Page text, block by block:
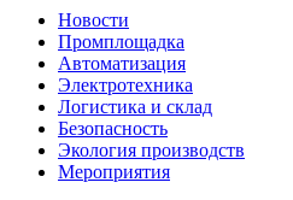
Новости
Промплощадка
Автоматизация
Электротехника
Логистика и склад
Безопасность
Экология производств
Мероприятия